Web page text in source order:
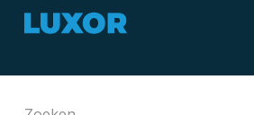
Overslaan naar inhoud